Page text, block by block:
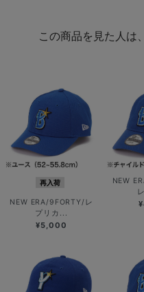
この商品を見た人は
再入荷
NEW ERA/9FORTY/レ
プリカ...
¥5,000
NEW